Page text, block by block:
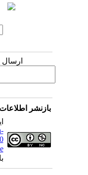
ارسال
بازنشر اطلاعات